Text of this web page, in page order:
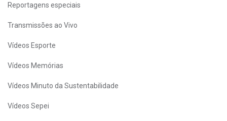
Reportagens especiais
Transmissões ao Vivo
Vídeos Esporte
Vídeos Memórias
Vídeos Minuto da Sustentabilidade
Vídeos Sepei